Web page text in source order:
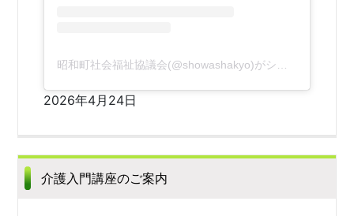
2026年4月24日
介護入門講座のご案内